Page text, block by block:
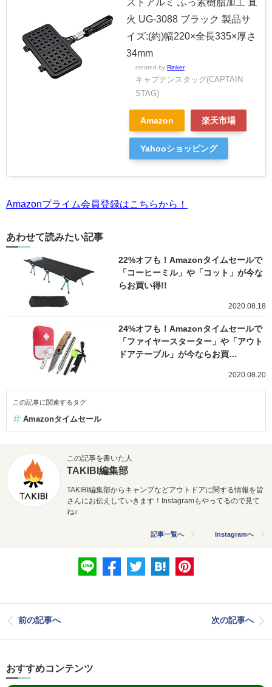
火 UG-3088 ブラック 製品サ
イズ:(約)幅220×全長335×厚さ
34mm
created by Rinker
キャプテンスタッグ(CAPTAIN
STAG)
Amazon 楽天市場
Yahooショッピング
Amazonプライム会員登録はこちらから！
あわせて読みたい記事
22%オフも！Amazonタイムセールで
「コーヒーミル」や「コット」が今な
らお買い得!!
2020.08.18
24%オフも！Amazonタイムセールで
「ファイヤースターター」や「アウト
ドアテーブル」が今ならお買…
2020.08.20
この記事に関連するタグ
Amazonタイムセール
この記事を書いた人
TAKIBI編集部
TAKIBI編集部からキャンプなどアウトドアに関する情報を皆
さんにお伝えしていきます！Instagramもやってるので見て
ね♪
記事一覧へ Instagramへ
前の記事へ 次の記事へ
おすすめコンテンツ